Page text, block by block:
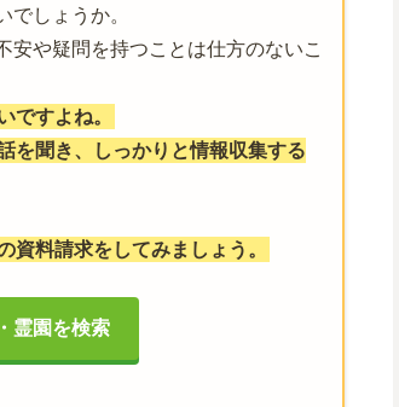
しょうか。
安や疑問を持つことは仕方のないこ
ですよね。
を聞き、しっかりと情報収集する
資料請求をしてみましょう。
霊園を検索